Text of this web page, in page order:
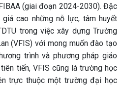
(giai đoạn 2024-2030). Đặc
cao những nỗ lực, tâm huyết
trong việc xây dựng Trường
(VFIS) với mong muốn đào tạo
trình và phương pháp giáo
tiến, VFIS cũng là trường học
trực thuộc một trường đại học